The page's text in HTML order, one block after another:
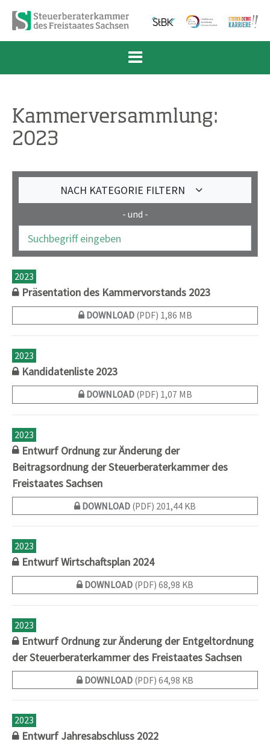
Zum Inhalt springen
Zur Navigation springen
Zum Fußbereich und Kontakt springen
Kammerversammlung:
2023
NACH KATEGORIE FILTERN
- und -
Suchbegriff eingeben
2023
Präsentation des Kammervorstands 2023
DOWNLOAD (PDF) 1,86 MB
2023
Kandidatenliste 2023
DOWNLOAD (PDF) 1,07 MB
2023
Entwurf Ordnung zur Änderung der
Beitragsordnung der Steuerberaterkammer des
Freistaates Sachsen
DOWNLOAD (PDF) 201,44 KB
2023
Entwurf Wirtschaftsplan 2024
DOWNLOAD (PDF) 68,98 KB
2023
Entwurf Ordnung zur Änderung der Entgeltordnung
der Steuerberaterkammer des Freistaates Sachsen
DOWNLOAD (PDF) 64,98 KB
2023
Entwurf Jahresabschluss 2022